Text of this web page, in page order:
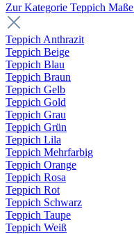
Zur Kategorie Teppich Maße
Teppich Anthrazit
Teppich Beige
Teppich Blau
Teppich Braun
Teppich Gelb
Teppich Gold
Teppich Grau
Teppich Grün
Teppich Lila
Teppich Mehrfarbig
Teppich Orange
Teppich Rosa
Teppich Rot
Teppich Schwarz
Teppich Taupe
Teppich Weiß